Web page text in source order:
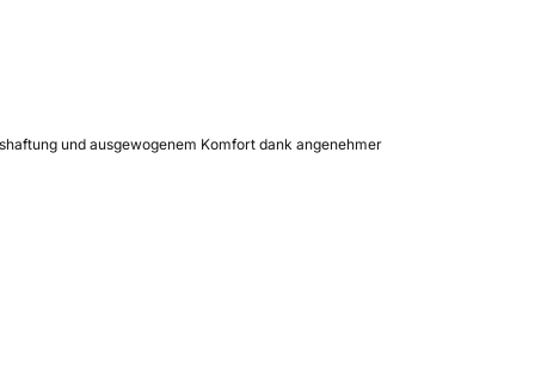
und ausgewogenem Komfort dank angenehmer